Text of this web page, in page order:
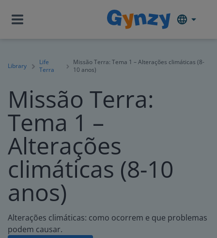
Library
Life
Terra
Missão Terra: Tema 1 – Alterações climáticas (8-
10 anos)
Missão Terra:
Tema 1 –
Alterações
climáticas (8-10
anos)
Alterações climáticas: como ocorrem e que problemas
podem causar.